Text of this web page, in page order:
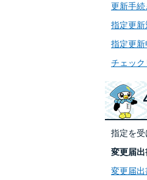
更新手
指定更
指定更
チェッ
指定を受
変更届
変更届